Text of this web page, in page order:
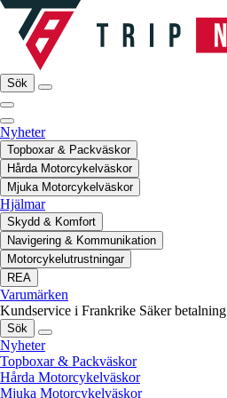
Sök
Nyheter
Topboxar & Packväskor
Hårda Motorcykelväskor
Mjuka Motorcykelväskor
Hjälmar
Skydd & Komfort
Navigering & Kommunikation
Motorcykelutrustningar
REA
Varumärken
Kundservice i Frankrike Säker betalning
Sök
Nyheter
Topboxar & Packväskor
Hårda Motorcykelväskor
Mjuka Motorcykelväskor